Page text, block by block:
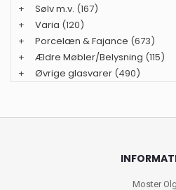
+
Sølv m.v. (167)
+
Varia (120)
+
Porcelæn & Fajance (673)
+
Ældre Møbler/Belysning (115)
+
Øvrige glasvarer (490)
Moster